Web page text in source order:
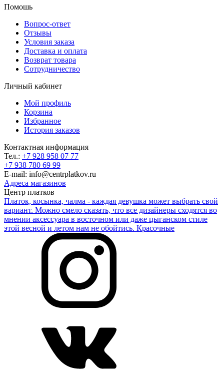
Помошь
Вопрос-ответ
Отзывы
Условия заказа
Доставка и оплата
Возврат товара
Сотрудничество
Личный кабинет
Мой профиль
Корзина
Избранное
История заказов
Контактная информация
Тел.: +7 928 958 07 77
+7 938 780 69 99
E-mail: info@centrplatkov.ru
Адреса магазинов
Центр платков
Платок, косынка, чалма - каждая девушка может выбрать свой
вариант. Можно смело сказать, что все дизайнеры сходятся во
мнении аксессуара в восточном или даже цыганском стиле
этой весной и летом нам не обойтись. Красочные